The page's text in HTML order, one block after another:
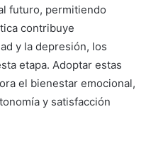
futuro, permitiendo
contribuye
y la depresión, los
etapa. Adoptar estas
el bienestar emocional,
y satisfacción